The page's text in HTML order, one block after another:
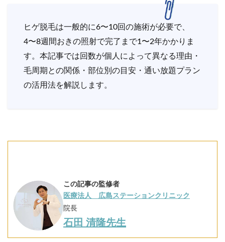
ヒゲ脱毛は一般的に6〜10回の施術が必要で、
4〜8週間おきの照射で完了まで1〜2年かかりま
す。本記事では回数が個人によって異なる理由・
毛周期との関係・部位別の目安・通い放題プラン
の活用法を解説します。
この記事の監修者
医療法人 広島ステーションクリニック
院長
石田 清隆先生